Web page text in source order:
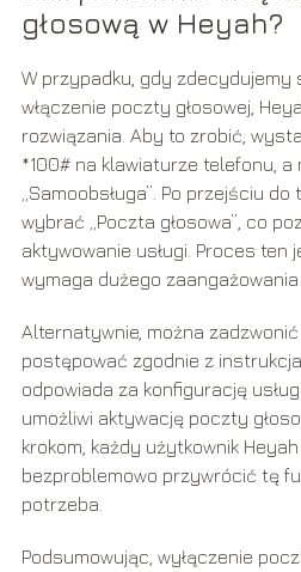
głosową w Heyah?
W przypadku, gdy zdecydujemy
włączenie poczty głosowej,
rozwiązania. Aby to zrobić,
*100# na klawiaturze telefonu,
„Samoobsługa”. Po przejściu
wybrać „Poczta głosowa”, co
aktywowanie usługi. Proces ten
wymaga dużego
Alternatywnie, można
postępować zgodnie z
odpowiada za konfigurację
umożliwi aktywację poczty
krokom, każdy użytkownik
bezproblemowo przywrócić tę
potrzeba.
Podsumowując, wyłączenie